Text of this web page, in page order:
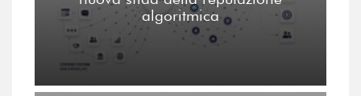
algoritmica